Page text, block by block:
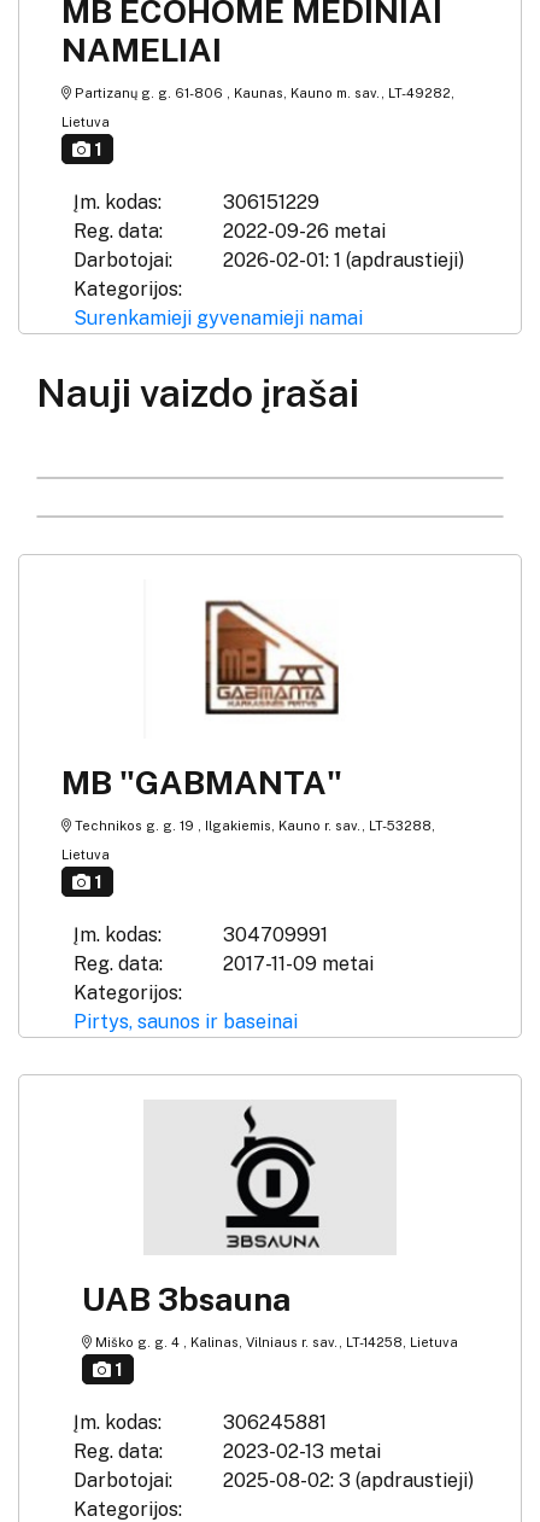
MB ECOHOME MEDINIAI
NAMELIAI
Partizanų g. g. 61-806 , Kaunas, Kauno m. sav., LT-49282,
Lietuva
1
Įm. kodas:
306151229
Reg. data:
2022-09-26 metai
Darbotojai:
2026-02-01: 1 (apdraustieji)
Kategorijos:
Surenkamieji gyvenamieji namai
Nauji vaizdo įrašai
MB "GABMANTA"
Technikos g. g. 19 , Ilgakiemis, Kauno r. sav., LT-53288,
Lietuva
1
Įm. kodas:
304709991
Reg. data:
2017-11-09 metai
Kategorijos:
Pirtys, saunos ir baseinai
UAB 3bsauna
Miško g. g. 4 , Kalinas, Vilniaus r. sav., LT-14258, Lietuva
1
Įm. kodas:
306245881
Reg. data:
2023-02-13 metai
Darbotojai:
2025-08-02: 3 (apdraustieji)
Kategorijos: